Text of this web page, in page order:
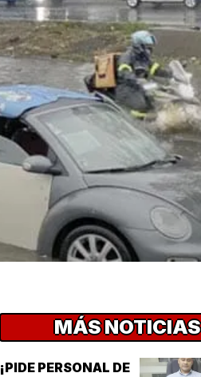
MÁS NOTICIAS
¡PIDE PERSONAL DE